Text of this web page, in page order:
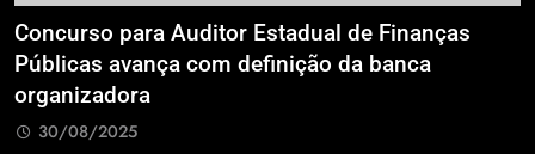
Concurso para Auditor Estadual de Finanças
Públicas avança com definição da banca
organizadora
30/08/2025